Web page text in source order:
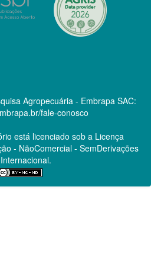
Agropecuária - Embrapa SAC:
fale-conosco
está licenciado sob a Licença
- NãoComercial - SemDerivações